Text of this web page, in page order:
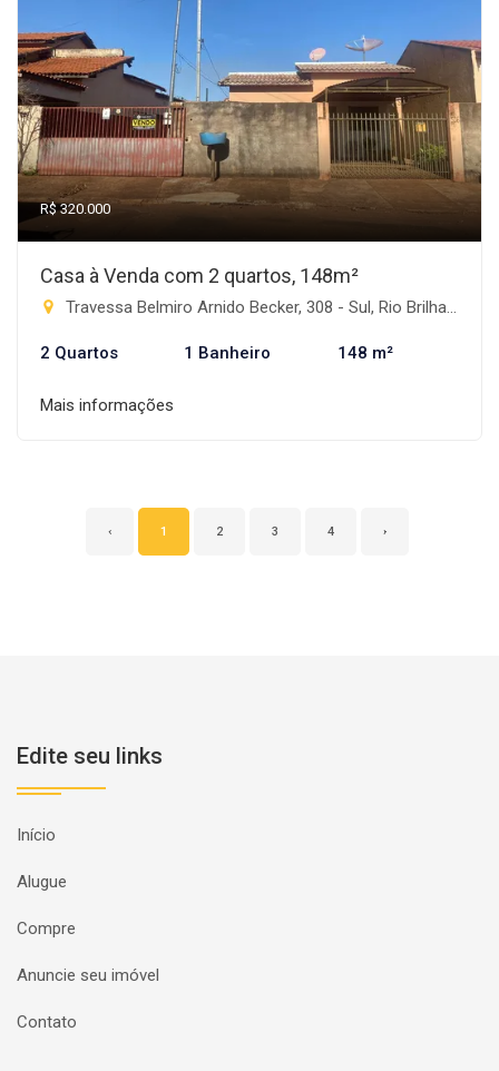
R$ 320.000
Casa à Venda com 2 quartos, 148m²
Travessa Belmiro Arnido Becker, 308 - Sul, Rio Brilhante-MS
2 Quartos 1 Banheiro 148 m²
Mais informações
‹ 1 2 3 4 ›
Edite seu links
Início
Alugue
Compre
Anuncie seu imóvel
Contato